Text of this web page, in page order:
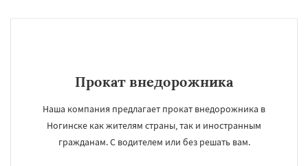
Прокат внедорожника
Наша компания предлагает прокат внедорожника в
Ногинске как жителям страны, так и иностранным
гражданам. С водителем или без решать вам.